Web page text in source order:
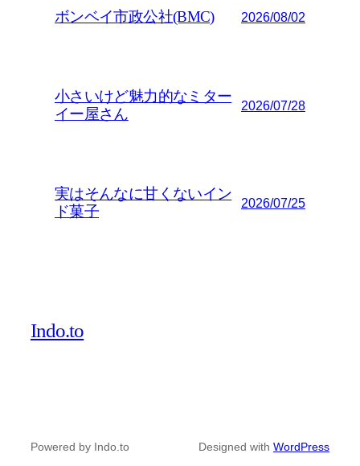
ボンベイ市政公社(BMC) 2026/08/02
小さいけど魅力的なミター
イー屋さん
2026/07/28
実はそんなに甘くないイン
ド菓子
2026/07/25
Indo.to
Powered by Indo.to Designed with WordPress